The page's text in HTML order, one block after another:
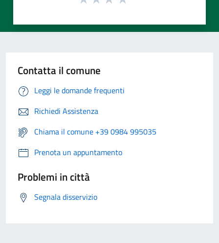
Contatta il comune
Leggi le domande frequenti
Richiedi Assistenza
Chiama il comune +39 0984 995035
Prenota un appuntamento
Problemi in città
Segnala disservizio